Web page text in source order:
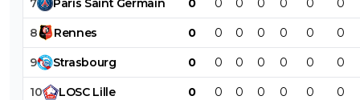
7 Paris Saint Germain 0 0 0 0 0 0 0
8 Rennes 0 0 0 0 0 0 0
9 Strasbourg 0 0 0 0 0 0 0
10 LOSC Lille 0 0 0 0 0 0 0